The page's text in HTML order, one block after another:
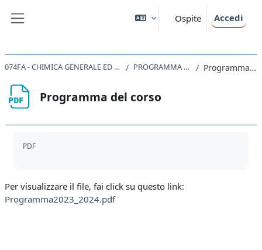
Ospite Accedi
074FA - CHIMICA GENERALE ED INORGANICA 2023 PROGRAMMA DEL CORSO Programma del corso
Programma del corso
PDF
Per visualizzare il file, fai click su questo link:
Programma2023_2024.pdf